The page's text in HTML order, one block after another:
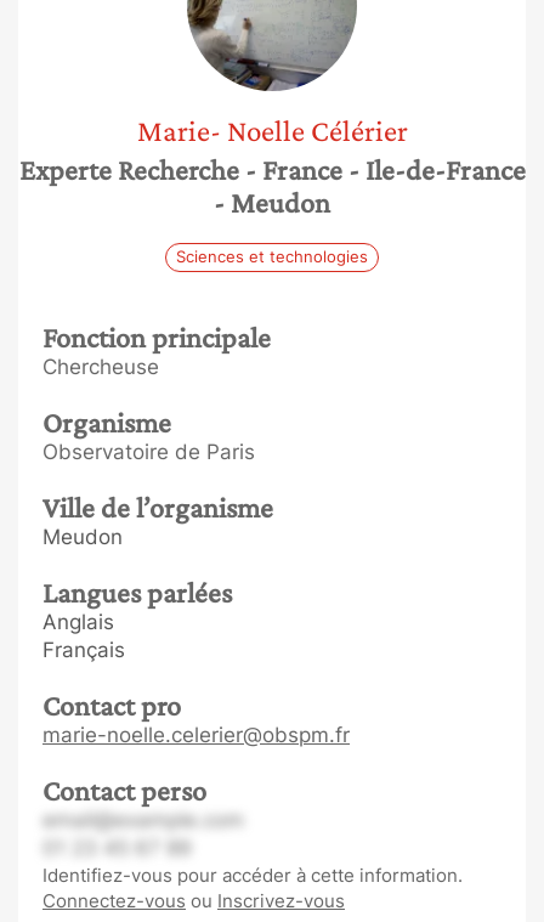
Marie- Noelle Célérier
Experte Recherche - France - Ile-de-France
- Meudon
Sciences et technologies
Fonction principale
Chercheuse
Organisme
Observatoire de Paris
Ville de l’organisme
Meudon
Langues parlées
Anglais
Français
Contact pro
marie-noelle.celerier@obspm.fr
Contact perso
email@example.com
Identifiez-vous pour accéder à cette information.
Connectez-vous ou Inscrivez-vous